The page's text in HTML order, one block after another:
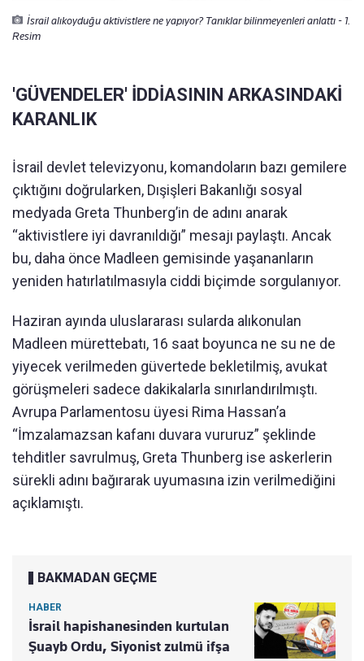
İsrail alıkoyduğu aktivistlere ne yapıyor? Tanıklar bilinmeyenleri anlattı - 1.
Resim
'GÜVENDELER' İDDİASININ ARKASINDAKİ
KARANLIK
İsrail devlet televizyonu, komandoların bazı gemilere
çıktığını doğrularken, Dışişleri Bakanlığı sosyal
medyada Greta Thunberg’in de adını anarak
“aktivistlere iyi davranıldığı” mesajı paylaştı. Ancak
bu, daha önce Madleen gemisinde yaşananların
yeniden hatırlatılmasıyla ciddi biçimde sorgulanıyor.
Haziran ayında uluslararası sularda alıkonulan
Madleen mürettebatı, 16 saat boyunca ne su ne de
yiyecek verilmeden güvertede bekletilmiş, avukat
görüşmeleri sadece dakikalarla sınırlandırılmıştı.
Avrupa Parlamentosu üyesi Rima Hassan’a
“İmzalamazsan kafanı duvara vururuz” şeklinde
tehditler savrulmuş, Greta Thunberg ise askerlerin
sürekli adını bağırarak uyumasına izin verilmediğini
açıklamıştı.
BAKMADAN GEÇME
HABER
İsrail hapishanesinden kurtulan
Şuayb Ordu, Siyonist zulmü ifşa